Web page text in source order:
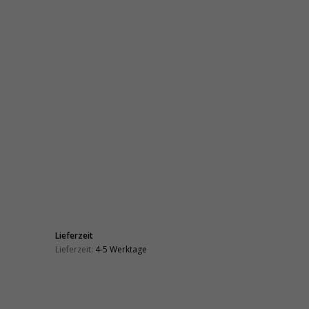
Lieferzeit
Lieferzeit: 4-5 Werktage